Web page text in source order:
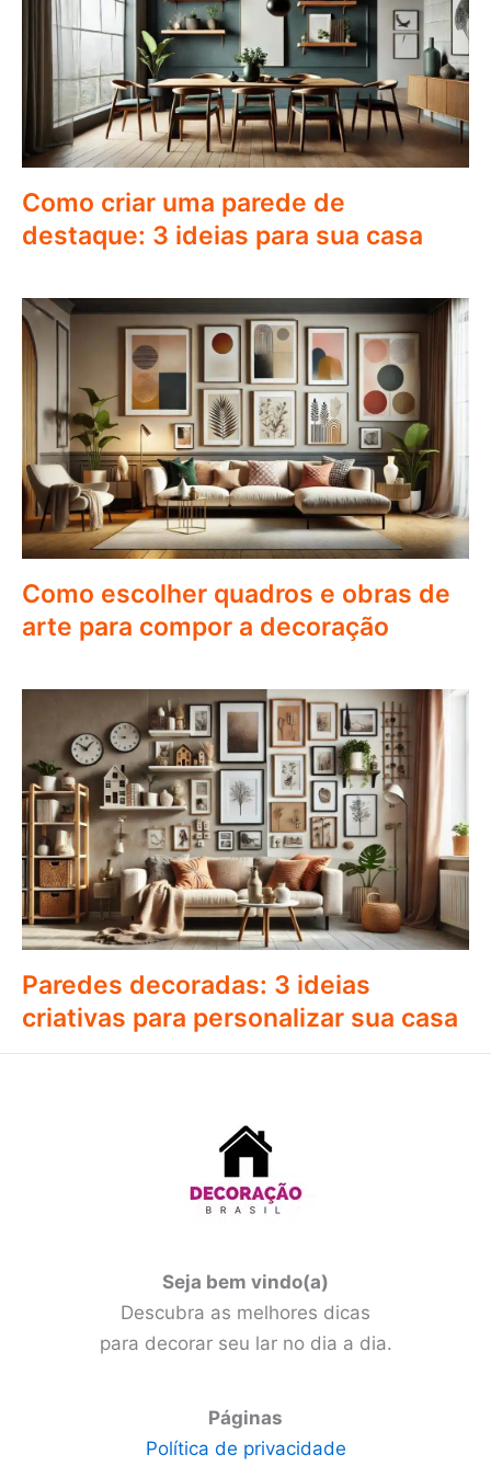
Como criar uma parede de
destaque: 3 ideias para sua casa
Como escolher quadros e obras de
arte para compor a decoração
Paredes decoradas: 3 ideias
criativas para personalizar sua casa
Seja bem vindo(a)
Descubra as melhores dicas
para decorar seu lar no dia a dia.
Páginas
Política de privacidade